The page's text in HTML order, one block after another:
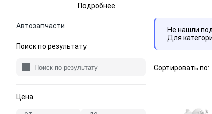
Подробнее
Автозапчасти
Поиск по результату
Цена
Не нашли
Для
Сортировать по: